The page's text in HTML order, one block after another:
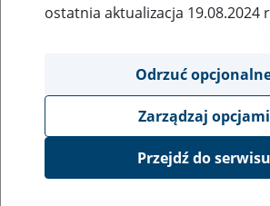
Szkolenia
obsługa klientów
Event description
Platforma Usług Elektronicznych eZUS
ostatnia aktualizacja 19.08.2024
Odrzuć
Zarządzaj opcjami
Przejdź do serwisu